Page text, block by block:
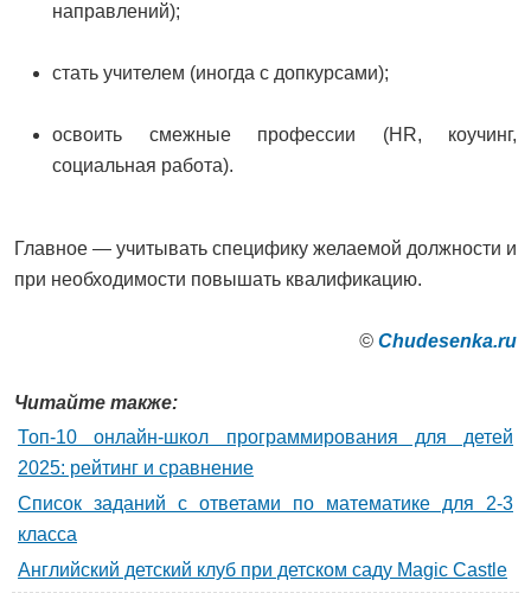
направлений);
стать учителем (иногда с допкурсами);
освоить смежные профессии (HR, коучинг,
социальная работа).
Главное — учитывать специфику желаемой должности и
при необходимости повышать квалификацию.
© Сhudesenka.ru
Читайте также:
Топ-10 онлайн-школ программирования для детей
2025: рейтинг и сравнение
Список заданий с ответами по математике для 2-3
класса
Английский детский клуб при детском саду Magic Castle